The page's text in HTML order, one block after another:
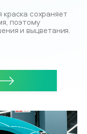
сохраняет
поэтому
и выцветания.